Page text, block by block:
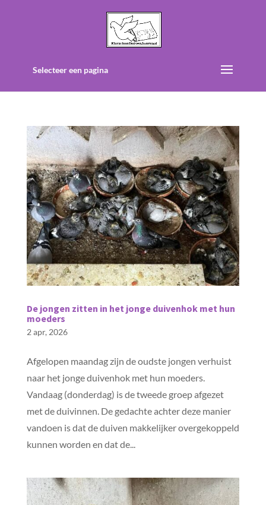
Selecteer een pagina
De jongen zitten in het jonge duivenhok met hun
moeders
2 apr, 2026
Afgelopen maandag zijn de oudste jongen verhuist
naar het jonge duivenhok met hun moeders.
Vandaag (donderdag) is de tweede groep afgezet
met de duivinnen. De gedachte achter deze manier
vandoen is dat de duiven makkelijker overgekoppeld
kunnen worden en dat de...